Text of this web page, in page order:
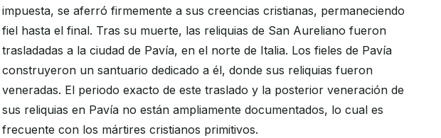
impuesta, se aferró firmemente a sus creencias cristianas, permaneciendo
fiel hasta el final. Tras su muerte, las reliquias de San Aureliano fueron
trasladadas a la ciudad de Pavía, en el norte de Italia. Los fieles de Pavía
construyeron un santuario dedicado a él, donde sus reliquias fueron
veneradas. El periodo exacto de este traslado y la posterior veneración de
sus reliquias en Pavía no están ampliamente documentados, lo cual es
frecuente con los mártires cristianos primitivos.